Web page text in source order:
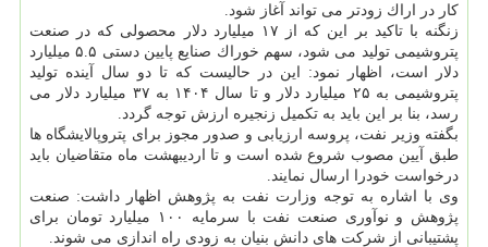
كار در اراك زودتر می تواند آغاز شود.
زنگنه با تاكید بر این كه از ۱۷ میلیارد دلار محصولی كه در صنعت
پتروشیمی تولید می شود، سهم خوراك صنایع پایین دستی ۵.۵ میلیارد
دلار است، اظهار نمود: این در حالیست كه تا دو سال آینده تولید
پتروشیمی به ۲۵ میلیارد دلار و تا سال ۱۴۰۴ به ۳۷ میلیارد دلار می
رسد، بنا بر این باید به تكمیل زنجیره ارزش توجه گردد.
بگفته وزیر نفت، پروسه ارزیابی و صدور مجوز برای پتروپالایشگاه ها
طبق آیین مصوب شروع شده است و تا اردیبهشت ماه متقاضیان باید
درخواست خودرا ارسال نمایند.
وی با اشاره به توجه وزارت نفت به پژوهش اظهار داشت: صنعت
پژوهش و نوآوری صنعت نفت با سرمایه ۱۰۰ میلیارد تومان برای
پشتیبانی از شركت های دانش بنیان به زودی راه اندازی می شوند.